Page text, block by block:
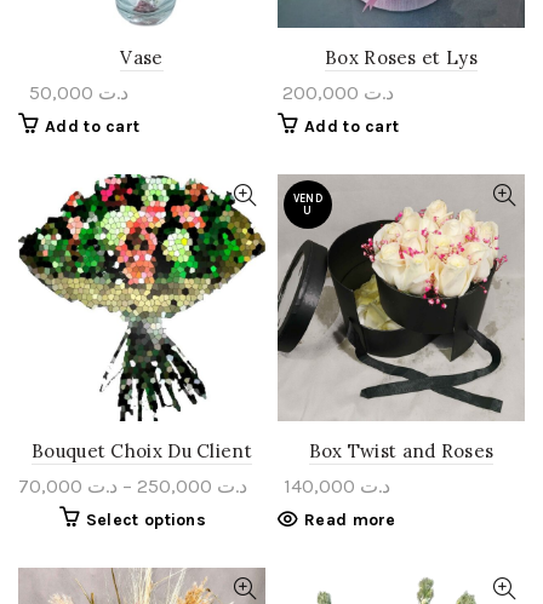
Vase
د.ت
Add to cart
Box Roses et Lys
د.ت
Add to cart
Bouquet Choix Du Client
د.ت – د.ت
Select options
VEND
U
Box Twist and Roses
د.ت
Read more